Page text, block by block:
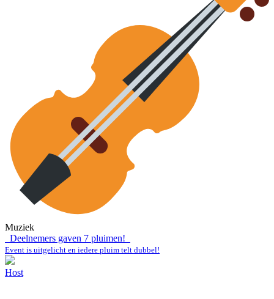
Muziek
Deelnemers gaven 7 pluimen!
Event is uitgelicht en iedere pluim telt dubbel!
Host